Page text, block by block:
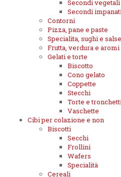
Secondi vegetali
Secondi
Contorni
Pizza, pane e paste
Specialita, sughi e salse
Frutta, verdura e aromi
Gelati e torte
Biscotto
Cono gelato
Coppette
Stecchi
Torte e
Vaschette
Cibi per colazione e non
Biscotti
Secchi
Frollini
Wafers
Specialità
Cereali